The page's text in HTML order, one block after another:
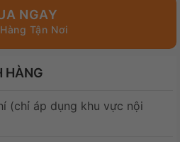
NGAY
HÀNG
(chỉ áp dụng khu vực nội